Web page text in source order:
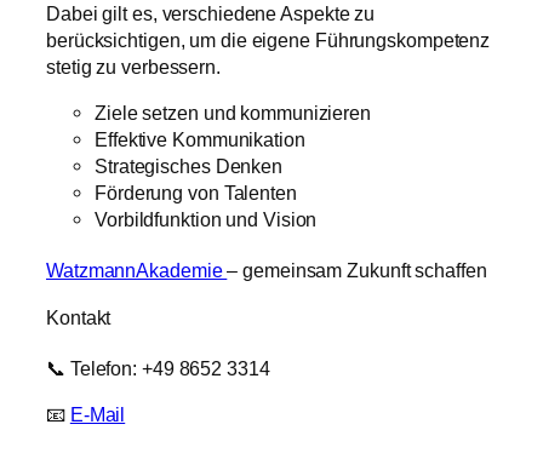
Dabei gilt es, verschiedene Aspekte zu
berücksichtigen, um die eigene Führungskompetenz
stetig zu verbessern.
Ziele setzen und kommunizieren
Effektive Kommunikation
Strategisches Denken
Förderung von Talenten
Vorbildfunktion und Vision
WatzmannAkademie– gemeinsam Zukunft schaffen
Kontakt
📞 Telefon: +49 8652 3314
📧 E-Mail